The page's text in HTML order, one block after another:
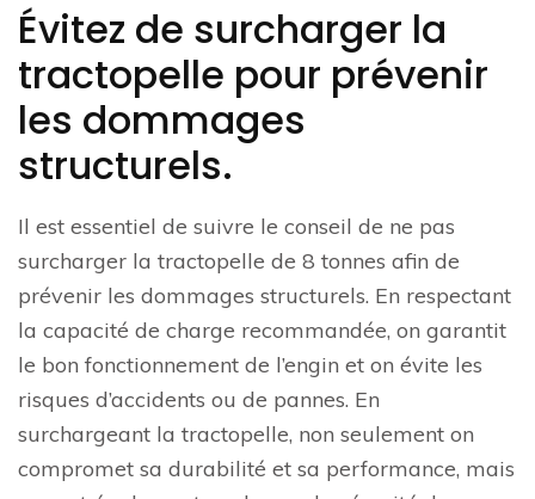
Évitez de surcharger la
tractopelle pour prévenir
les dommages
structurels.
Il est essentiel de suivre le conseil de ne pas
surcharger la tractopelle de 8 tonnes afin de
prévenir les dommages structurels. En respectant
la capacité de charge recommandée, on garantit
le bon fonctionnement de l’engin et on évite les
risques d’accidents ou de pannes. En
surchargeant la tractopelle, non seulement on
compromet sa durabilité et sa performance, mais